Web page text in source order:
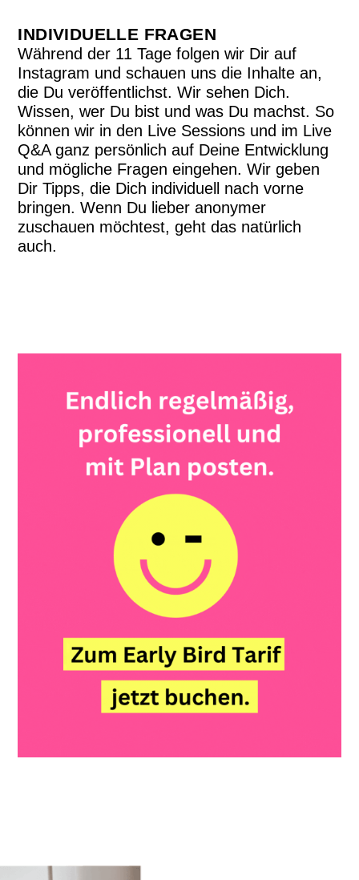
INDIVIDUELLE FRAGEN
Während der 11 Tage folgen wir Dir auf
Instagram und schauen uns die Inhalte an,
die Du veröffentlichst. Wir sehen Dich.
Wissen, wer Du bist und was Du machst. So
können wir in den Live Sessions und im Live
Q&A ganz persönlich auf Deine Entwicklung
und mögliche Fragen eingehen. Wir geben
Dir Tipps, die Dich individuell nach vorne
bringen. Wenn Du lieber anonymer
zuschauen möchtest, geht das natürlich
auch.